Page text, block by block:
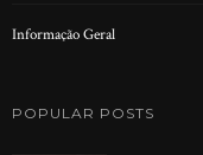
Informação Geral
POPULAR POSTS